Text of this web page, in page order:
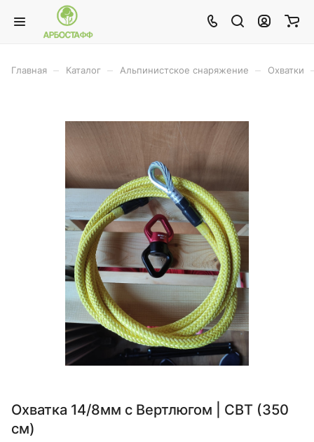
Главная Каталог Альпинистское снаряжение Охватки
Охватка 14/8мм с Вертлюгом | СВТ (350
см)